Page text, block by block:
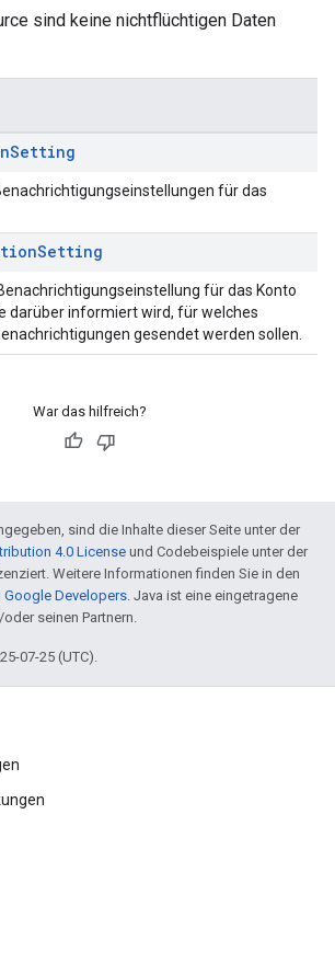
sind keine nichtflüchtigen Daten
Setting
für das
Setting
für das Konto
darüber informiert wird, für welches
gesendet werden sollen.
War das hilfreich?
sind die Inhalte dieser Seite unter der
4.0 License und Codebeispiele unter der
Weitere Informationen finden Sie in den
Developers. Java ist eine eingetragene
seinen Partnern.
07-25 (UTC).